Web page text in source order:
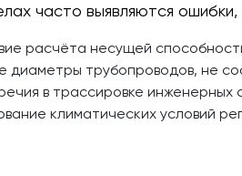
часто выявляются
расчёта несущей
диаметры трубопроводов, не
в трассировке инженерных
климатических условий